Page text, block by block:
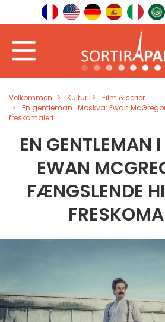
Velkommen Kultur
Film & serier
En gentleman i Moskva: Ewan
freskomaleri
EN GENTLEMAN
EWAN
FÆNGSLENDE